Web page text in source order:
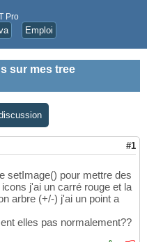
Pro
Emploi
sur mes tree
#1
setImage() pour mettre des
j'ai un carré rouge et la
arbre (+/-) j'ai un point a
elles pas normalement??